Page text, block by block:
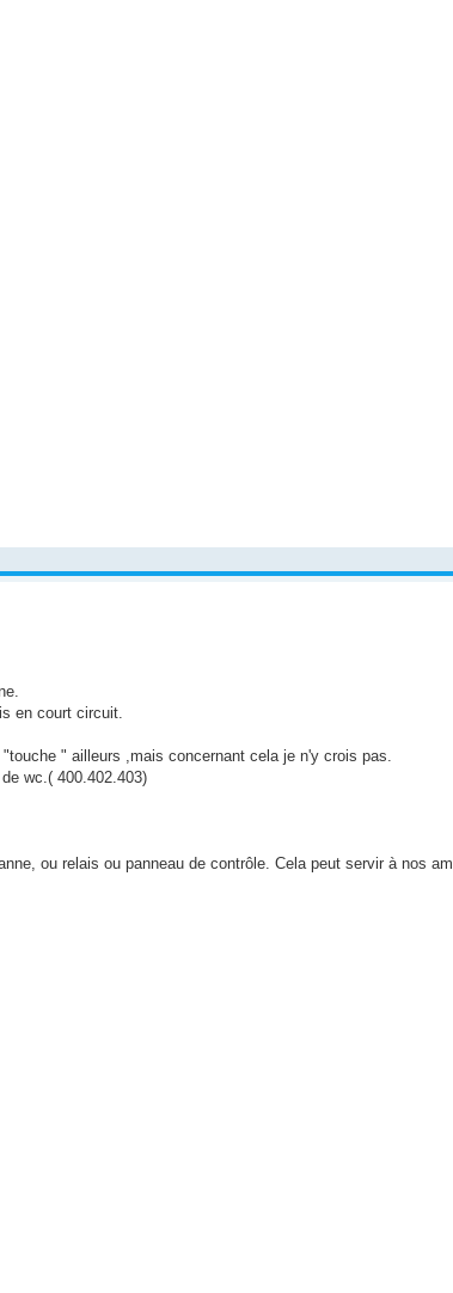
en court circuit.
" ailleurs ,mais concernant cela je n'y crois pas.
wc.( 400.402.403)
ou relais ou panneau de contrôle. Cela peut servir à nos